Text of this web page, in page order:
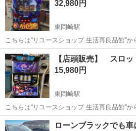
32,980円
東岡崎駅
こちらは“リユースショップ 生活再良品館”から
読！ ご注意ください】 ✴︎ご購入いただく場
必要です。 ✴︎宅急便での着払い発送等には対応いたしかねます。予め
ご了承ください。 ✴︎...
愛知 岡崎市 東岡崎駅
【店頭販売】 スロ
15,980円
東岡崎駅
こちらは“リユースショップ 生活再良品館”から
読！ ご注意ください】 ✴︎ご購入いただく場
必要です。 ✴︎宅急便での着払い発送等には対応いたしかねます。予め
愛知 岡崎市 東岡崎駅 その他
ローンブラックでも車